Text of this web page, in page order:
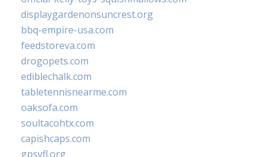
displaygardenonsuncrest.org
bbq-empire-usa.com
feedstoreva.com
drogopets.com
ediblechalk.com
tabletennisnearme.com
oaksofa.com
soultacohtx.com
capishcaps.com
gpsyfl.org